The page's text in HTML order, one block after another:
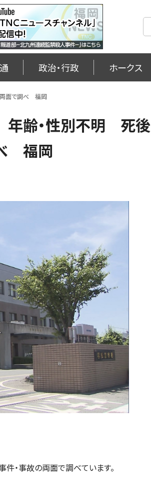
政治・行政 ホークス
面で調べ 福岡
年齢・性別不明 死後
福岡
・事故の両面で調べています。